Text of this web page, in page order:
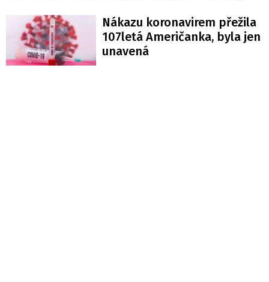
vládní zmocněnec pro IT Vladimír Dzurilla.
Nákazu koronavirem přežila
107letá Američanka, byla jen
unavená